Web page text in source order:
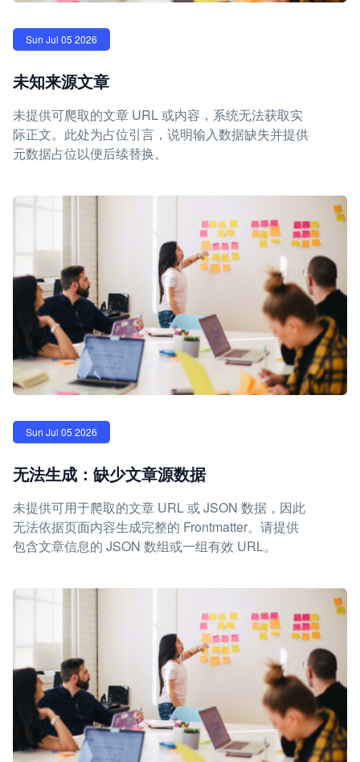
Sun Jul 05 2026
未知来源文章
未提供可爬取的文章 URL 或内容，系统无法获取实
际正文。此处为占位引言，说明输入数据缺失并提供
元数据占位以便后续替换。
Sun Jul 05 2026
无法生成：缺少文章源数据
未提供可用于爬取的文章 URL 或 JSON 数据，因此
无法依据页面内容生成完整的 Frontmatter。请提供
包含文章信息的 JSON 数组或一组有效 URL。